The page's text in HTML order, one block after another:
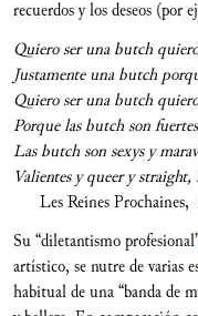
recuerdos y los deseos (por
Quiero ser una butch
Justamente una butch
Quiero ser una butch
Porque las butch son
Las butch son sexys y
Valientes y queer y straight,
Les Reines Prochaines,
Su “diletantismo
artístico, se nutre de varias
habitual de una “banda de